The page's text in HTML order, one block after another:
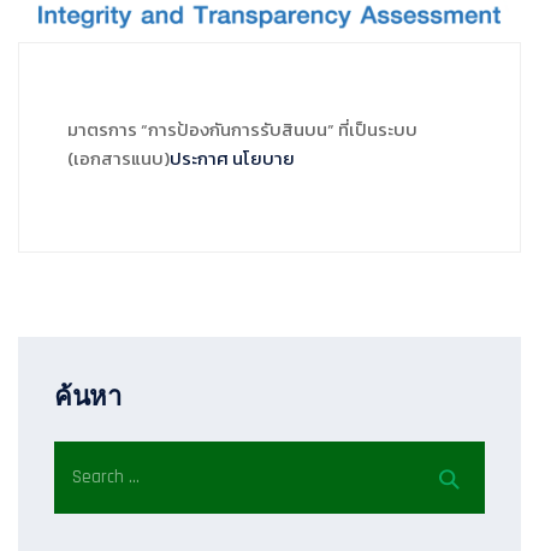
มาตรการ “การป้องกันการรับสินบน” ที่เป็นระบบ
(เอกสารแนบ)ประกาศ นโยบาย
ค้นหา